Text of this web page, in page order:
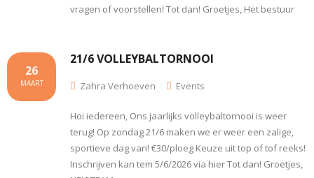
vragen of voorstellen! Tot dan! Groetjes, Het bestuur
21/6 VOLLEYBALTORNOOI
26
MAART Zahra Verhoeven Events
Hoi iedereen, Ons jaarlijks volleybaltornooi is weer
terug! Op zondag 21/6 maken we er weer een zalige,
sportieve dag van! €30/ploeg Keuze uit top of tof reeks!
Inschrijven kan tem 5/6/2026 via hier Tot dan! Groetjes,